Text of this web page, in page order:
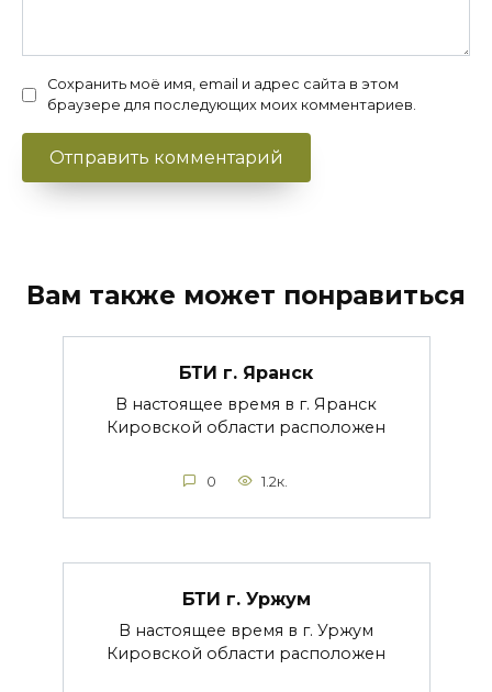
Сохранить моё имя, email и адрес сайта в этом
браузере для последующих моих комментариев.
Вам также может понравиться
БТИ г. Яранск
В настоящее время в г. Яранск
Кировской области расположен
0 1.2к.
БТИ г. Уржум
В настоящее время в г. Уржум
Кировской области расположен